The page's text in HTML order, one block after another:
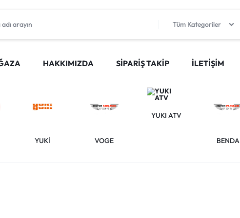
Tüm Kategoriler
HAKKIMIZDA SIPARIŞ TAKIP İLETIŞIM
YUKİ VOGE
YUKI ATV
BENDA